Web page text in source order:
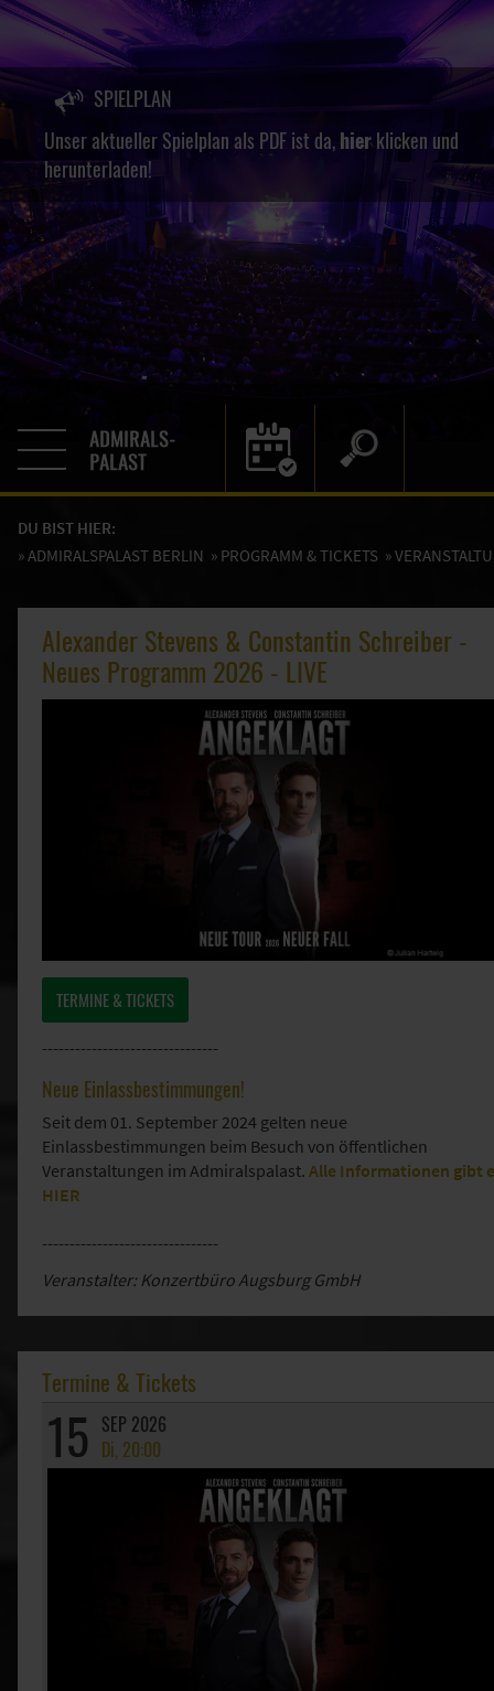
SPIELPLAN
Unser aktueller Spielplan als PDF ist da,hierklicken und
herunterladen!
DU BIST HIER:
»ADMIRALSPALAST BERLIN » PROGRAMM & TICKETS »
Alexander Stevens & Constantin Schreiber -
Neues Programm 2026 - LIVE
TERMINE & TICKETS
--------------------------------
Neue Einlassbestimmungen!
Seit dem 01. September 2024 gelten neue
Einlassbestimmungen beim Besuch von öffentlichen
Veranstaltungen im Admiralspalast. Alle Informationen gibt
HIER
--------------------------------
Veranstalter: Konzertbüro Augsburg GmbH
Termine & Tickets
15 SEP 2026
Di, 20:00